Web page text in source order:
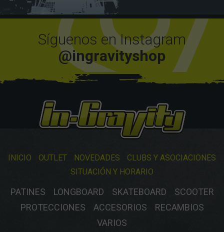
Síguenos en Instagram
@ingravityshop
INICIO OUTLET NOVEDADES
CLUBS Y ASOCIACIONES
SITUACIÓN Y HORARIO
PATINES LONGBOARD SKATEBOARD
SCOOTER
PROTECCIONES
ACCESORIOS
RECAMBIOS
VARIOS